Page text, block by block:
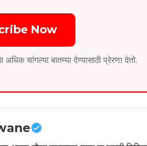
Now
चांगल्या बातम्या देण्यासाठी प्रेरणा देतो.